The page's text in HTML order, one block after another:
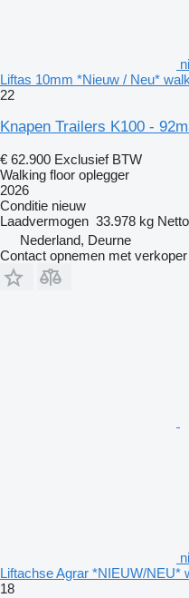
Liftas 10mm *Nieuw / Neu*
22
Knapen Trailers K100 -
€ 62.900 Exclusief BTW
Walking floor oplegger
2026
Conditie nieuw
Laadvermogen 33.978 kg
Nederland, Deurne
Contact opnemen met verkoper
Liftachse Agrar *NIEUW/NEU*
18